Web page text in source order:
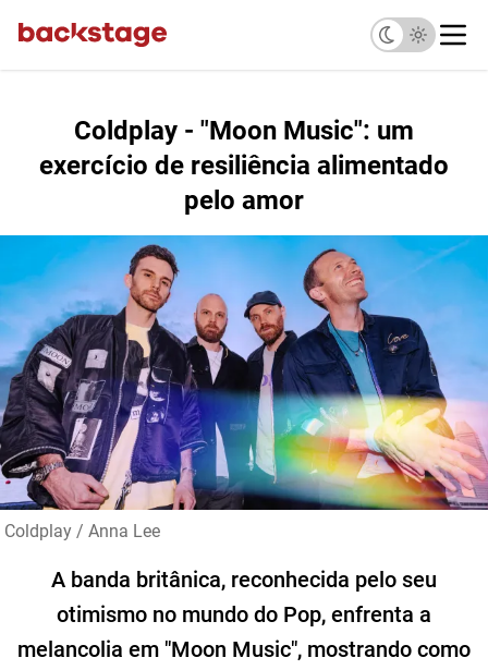
Coldplay - "Moon Music": um
exercício de resiliência alimentado
pelo amor
Coldplay / Anna Lee
A banda britânica, reconhecida pelo seu
otimismo no mundo do Pop, enfrenta a
melancolia em "Moon Music", mostrando como